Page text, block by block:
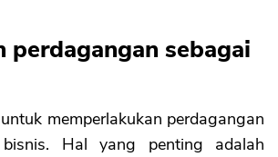
perdagangan sebagai
memperlakukan perdagangan
Hal yang penting adalah